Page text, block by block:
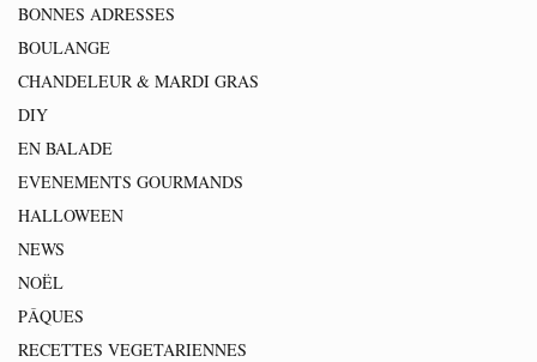
BONNES ADRESSES
BOULANGE
CHANDELEUR & MARDI GRAS
DIY
EN BALADE
EVENEMENTS GOURMANDS
HALLOWEEN
NEWS
NOËL
PÂQUES
RECETTES VEGETARIENNES